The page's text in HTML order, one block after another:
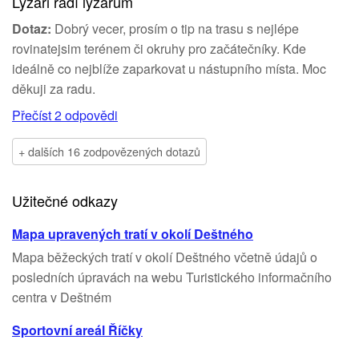
Dotaz: Dobrý vecer, prosím o tip na trasu s nejlépe
rovinatejsim terénem či okruhy pro začátečníky. Kde
ideálně co nejblíže zaparkovat u nástupního místa. Moc
děkuji za radu.
Přečíst 2 odpovědi
+ dalších 16 zodpovězených dotazů
Užitečné odkazy
Mapa upravených tratí v okolí Deštného
Mapa běžeckých tratí v okolí Deštného včetně údajů o
posledních úpravách na webu Turistického informačního
centra v Deštném
Sportovní areál Říčky